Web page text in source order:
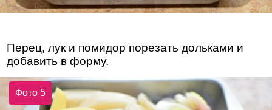
Перец, лук и помидор порезать дольками и
добавить в форму.
Фото 5